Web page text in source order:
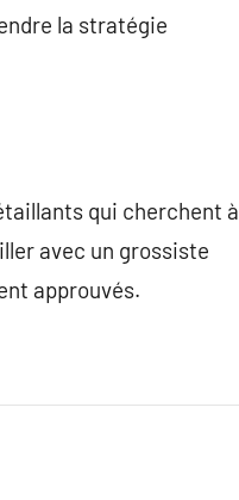
la stratégie
qui cherchent à
avec un grossiste
approuvés.